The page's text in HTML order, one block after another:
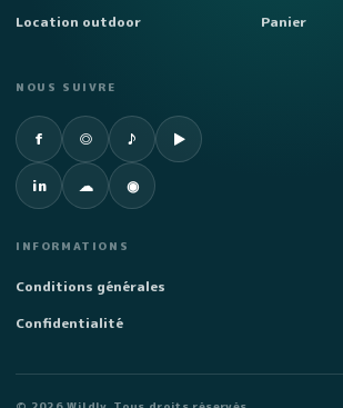
Location outdoor
Panier
NOUS SUIVRE
f
Facebook◎
Instagram♪
TikTok ▶
YouTube
in
LinkedIn ☁
SoundCloud
◉
Spotify
INFORMATIONS
Conditions générales
Confidentialité